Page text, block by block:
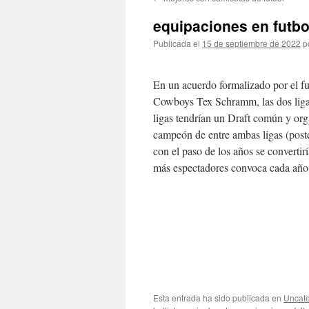
contenido
equipaciones en
Publicada el 15 de septiembre de 2022
En un acuerdo formalizado por el
Cowboys Tex Schramm, las dos
ligas tendrían un Draft común y
campeón de entre ambas ligas
con el paso de los años se
más espectadores convoca cada
Esta entrada ha sido publicada en